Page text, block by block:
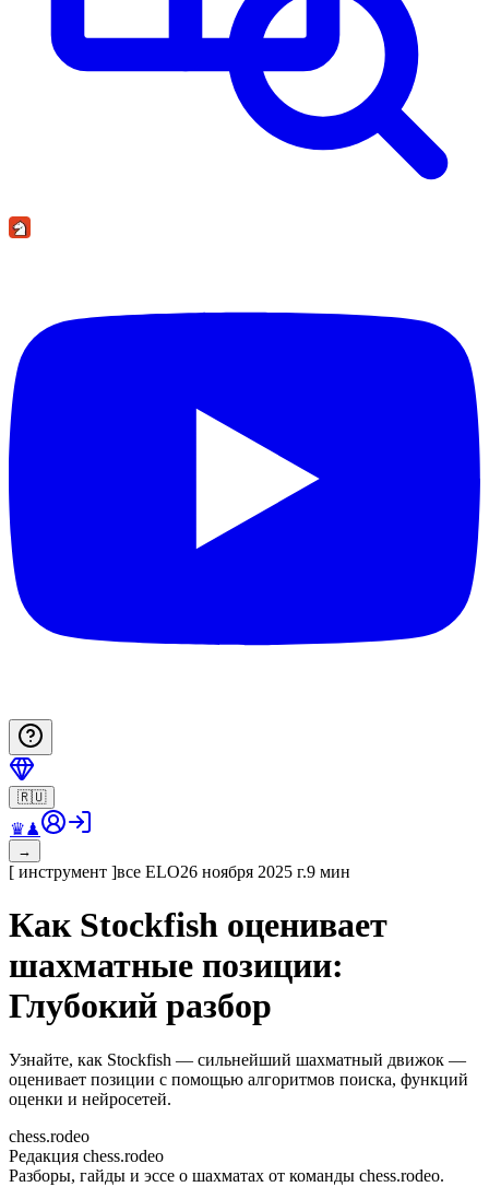
🇷🇺
♛♟
→
[ инструмент ]все ELO26 ноября 2025 г.9 мин
Как Stockfish оценивает
шахматные позиции:
Глубокий разбор
Узнайте, как Stockfish — сильнейший шахматный движок —
оценивает позиции с помощью алгоритмов поиска, функций
оценки и нейросетей.
chess.rodeo
Редакция chess.rodeo
Разборы, гайды и эссе о шахматах от команды chess.rodeo.